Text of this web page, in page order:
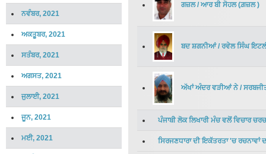
ਨਵੰਬਰ, 2021
ਅਕਤੂਬਰ, 2021
ਸਤੰਬਰ, 2021
ਅਗਸਤ, 2021
ਜੁਲਾਈ, 2021
ਜੂਨ, 2021
ਮਈ, 2021
ਗਜ਼ਲ/ ਆਰ ਬੀ ਸੋਹਲ(ਗ਼ਜ਼ਲ)
ਬਦ ਸ਼ਗਨੀਆਂ/ ਰਵੇਲ ਸਿੰਘ
ਅੱਖਾਂ ਅੰਦਰ ਵੜੀਆਂ ਨੇ/
ਪੰਜਾਬੀ ਲੋਕ ਲਿਖਾਰੀ ਮੰਚ ਵਲੋਂ ਵਿਚਾਰ
ਸਿਰਜਣਧਾਰਾ ਦੀ ਇਕੱਤਰਤਾ 'ਚ ਰਚਨਾਵਾਂ